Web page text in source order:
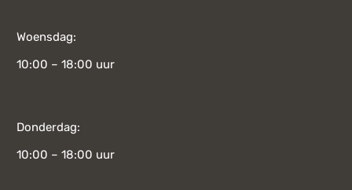
Woensdag:
10:00 – 18:00 uur
Donderdag:
10:00 – 18:00 uur